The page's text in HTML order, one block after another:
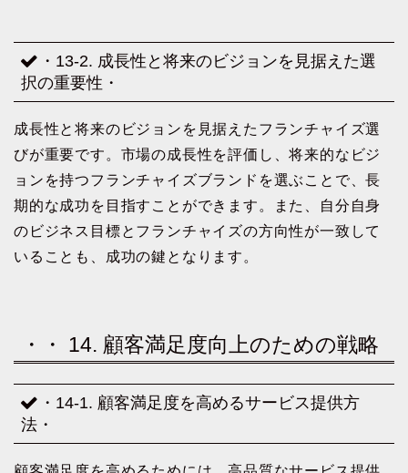
・13-2. 成長性と将来のビジョンを見据えた選
択の重要性・
成長性と将来のビジョンを見据えたフランチャイズ選
びが重要です。市場の成長性を評価し、将来的なビジ
ョンを持つフランチャイズブランドを選ぶことで、長
期的な成功を目指すことができます。また、自分自身
のビジネス目標とフランチャイズの方向性が一致して
いることも、成功の鍵となります。
・・ 14. 顧客満足度向上のための戦略
・14-1. 顧客満足度を高めるサービス提供方
法・